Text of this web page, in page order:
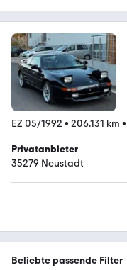
EZ 05/1992 • 206.131 km •
Privatanbieter
35279 Neustadt
Beliebte passende Filter